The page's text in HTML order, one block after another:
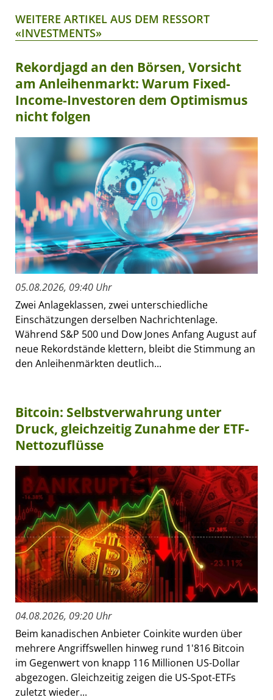
WEITERE ARTIKEL AUS DEM RESSORT
«INVESTMENTS»
Rekordjagd an den Börsen, Vorsicht
am Anleihenmarkt: Warum Fixed-
Income-Investoren dem Optimismus
nicht folgen
05.08.2026, 09:40 Uhr
Zwei Anlageklassen, zwei unterschiedliche
Einschätzungen derselben Nachrichtenlage.
Während S&P 500 und Dow Jones Anfang August auf
neue Rekordstände klettern, bleibt die Stimmung an
den Anleihenmärkten deutlich...
Bitcoin: Selbstverwahrung unter
Druck, gleichzeitig Zunahme der ETF-
Nettozuflüsse
04.08.2026, 09:20 Uhr
Beim kanadischen Anbieter Coinkite wurden über
mehrere Angriffswellen hinweg rund 1'816 Bitcoin
im Gegenwert von knapp 116 Millionen US-Dollar
abgezogen. Gleichzeitig zeigen die US-Spot-ETFs
zuletzt wieder...